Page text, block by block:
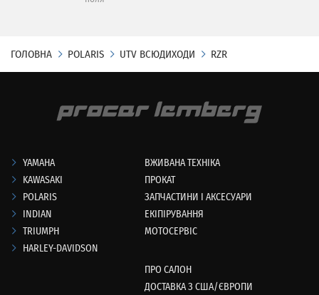
ГОЛОВНА POLARIS UTV ВСЮДИХОДИ RZR
YAMAHA
KAWASAKI
POLARIS
INDIAN
TRIUMPH
HARLEY-DAVIDSON
ВЖИВАНА ТЕХНІКА
ПРОКАТ
ЗАПЧАСТИНИ І АКСЕСУАРИ
ЕКІПІРУВАННЯ
МОТОСЕРВІС
ПРО САЛОН
ДОСТАВКА З США/ЄВРОПИ